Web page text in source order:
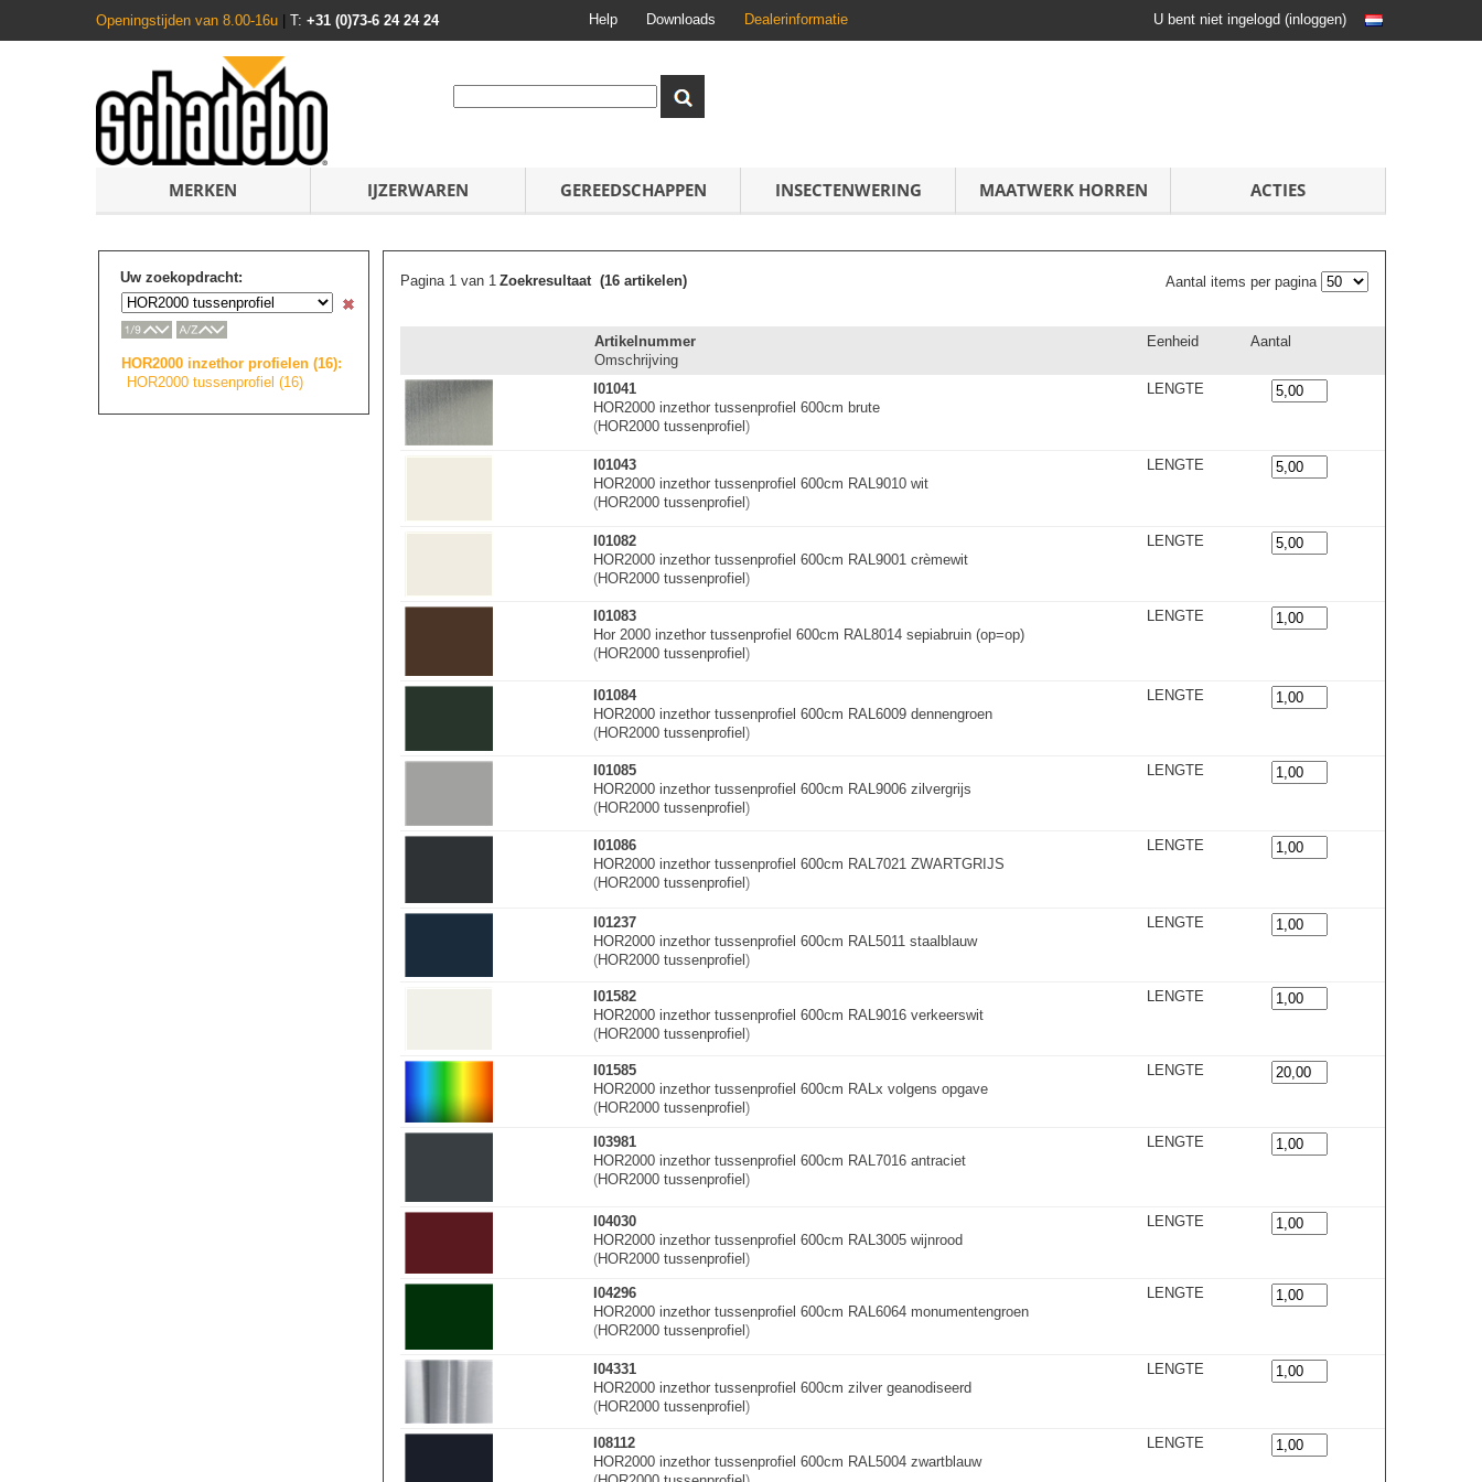
Openingstijden van 8.00-16u T: +31 (0)73-6 24 24 24 Help Downloads Dealerinformatie U bent niet ingelogd (inloggen)
MERKEN IJZERWAREN GEREEDSCHAPPEN INSECTENWERING MAATWERK HORREN ACTIES
Uw zoekopdracht:
HOR2000 inzethor profielen (16):
HOR2000 tussenprofiel (16)
Pagina 1 van 1 Aantal items per pagina
Zoekresultaat (16 artikelen)
Artikelnummer
Omschrijving
Eenheid Aantal
I01041
HOR2000 inzethor tussenprofiel 600cm brute
(HOR2000 tussenprofiel )
LENGTE
I01043
HOR2000 inzethor tussenprofiel 600cm RAL9010 wit
(HOR2000 tussenprofiel )
LENGTE
I01082
HOR2000 inzethor tussenprofiel 600cm RAL9001 crèmewit
(HOR2000 tussenprofiel )
LENGTE
I01083
Hor 2000 inzethor tussenprofiel 600cm RAL8014 sepiabruin (op=op)
(HOR2000 tussenprofiel )
LENGTE
I01084
HOR2000 inzethor tussenprofiel 600cm RAL6009 dennengroen
(HOR2000 tussenprofiel )
LENGTE
I01085
HOR2000 inzethor tussenprofiel 600cm RAL9006 zilvergrijs
(HOR2000 tussenprofiel )
LENGTE
I01086
HOR2000 inzethor tussenprofiel 600cm RAL7021 ZWARTGRIJS
(HOR2000 tussenprofiel )
LENGTE
I01237
HOR2000 inzethor tussenprofiel 600cm RAL5011 staalblauw
(HOR2000 tussenprofiel )
LENGTE
I01582
HOR2000 inzethor tussenprofiel 600cm RAL9016 verkeerswit
(HOR2000 tussenprofiel )
LENGTE
I01585
HOR2000 inzethor tussenprofiel 600cm RALx volgens opgave
(HOR2000 tussenprofiel )
LENGTE
I03981
HOR2000 inzethor tussenprofiel 600cm RAL7016 antraciet
(HOR2000 tussenprofiel )
LENGTE
I04030
HOR2000 inzethor tussenprofiel 600cm RAL3005 wijnrood
(HOR2000 tussenprofiel )
LENGTE
I04296
HOR2000 inzethor tussenprofiel 600cm RAL6064 monumentengroen
(HOR2000 tussenprofiel )
LENGTE
I04331
HOR2000 inzethor tussenprofiel 600cm zilver geanodiseerd
(HOR2000 tussenprofiel )
LENGTE
I08112
HOR2000 inzethor tussenprofiel 600cm RAL5004 zwartblauw
LENGTE